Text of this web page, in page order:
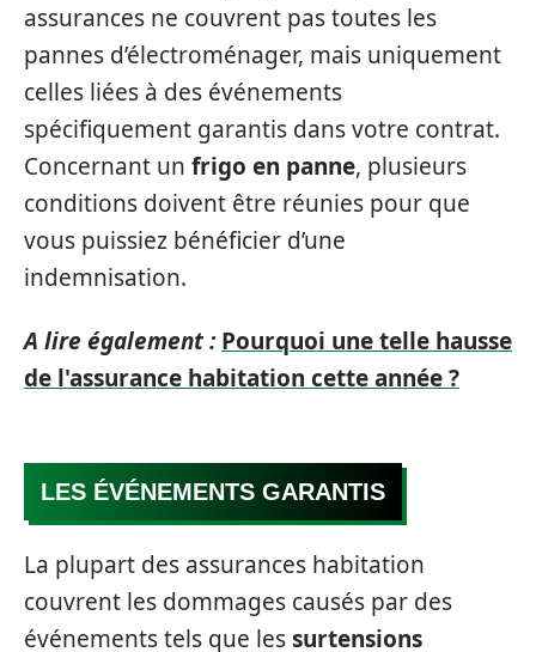
assurances ne couvrent pas toutes les
pannes d’électroménager, mais uniquement
celles liées à des événements
spécifiquement garantis dans votre contrat.
Concernant un frigo en panne, plusieurs
conditions doivent être réunies pour que
vous puissiez bénéficier d’une
indemnisation.
A lire également : Pourquoi une telle hausse
de l'assurance habitation cette année ?
LES ÉVÉNEMENTS GARANTIS
La plupart des assurances habitation
couvrent les dommages causés par des
événements tels que lessurtensions